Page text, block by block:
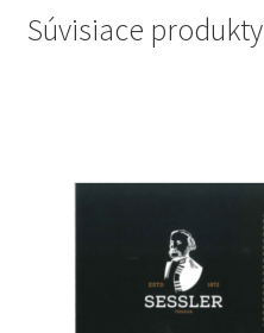
Súvisiace produkty